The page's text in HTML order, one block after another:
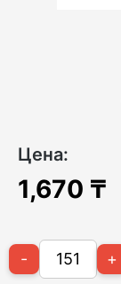
Цена:
1,670 ₸
- +